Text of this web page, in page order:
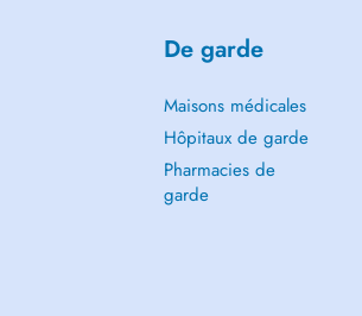
De garde
Maisons médicales
Hôpitaux de garde
Pharmacies de
garde